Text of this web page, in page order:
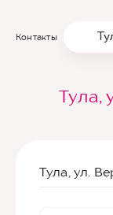
Контакты
Тула,
Тула, ул.